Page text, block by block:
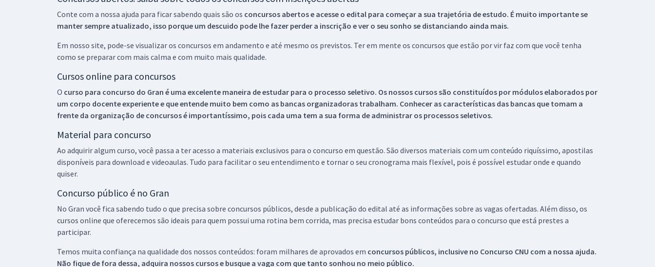
Conte com a nossa ajuda para ficar sabendo quais são os concursos abertos e acesse o edital para começar a sua trajetória de estudo. É muito importante se
manter sempre atualizado, isso porque um descuido pode lhe fazer perder a inscrição e ver o seu sonho se distanciando ainda mais.
Em nosso site, pode-se visualizar os concursos em andamento e até mesmo os previstos. Ter em mente os concursos que estão por vir faz com que você tenha
como se preparar com mais calma e com muito mais qualidade.
Cursos online para concursos
O curso para concurso do Gran é uma excelente maneira de estudar para o processo seletivo. Os nossos cursos são constituídos por módulos elaborados por
um corpo docente experiente e que entende muito bem como as bancas organizadoras trabalham. Conhecer as características das bancas que tomam a
frente da organização de concursos é importantíssimo, pois cada uma tem a sua forma de administrar os processos seletivos.
Material para concurso
Ao adquirir algum curso, você passa a ter acesso a materiais exclusivos para o concurso em questão. São diversos materiais com um conteúdo riquíssimo, apostilas
disponíveis para download e videoaulas. Tudo para facilitar o seu entendimento e tornar o seu cronograma mais flexível, pois é possível estudar onde e quando
quiser.
Concurso público é no Gran
No Gran você fica sabendo tudo o que precisa sobre concursos públicos, desde a publicação do edital até as informações sobre as vagas ofertadas. Além disso, os
cursos online que oferecemos são ideais para quem possui uma rotina bem corrida, mas precisa estudar bons conteúdos para o concurso que está prestes a
participar.
Temos muita confiança na qualidade dos nossos conteúdos: foram milhares de aprovados em concursos públicos, inclusive no Concurso CNU com a nossa ajuda.
Não fique de fora dessa, adquira nossos cursos e busque a vaga com que tanto sonhou no meio público.